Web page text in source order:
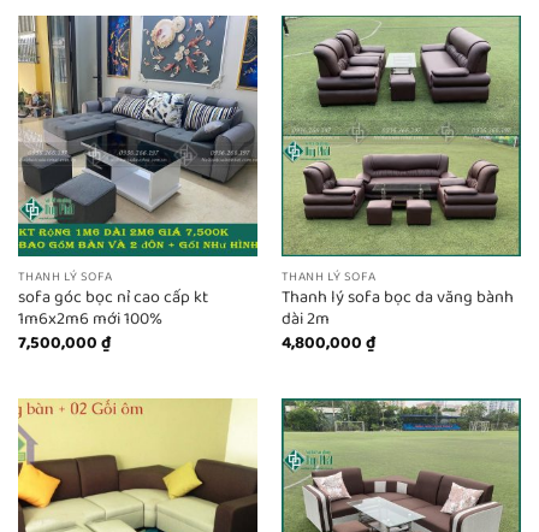
THANH LÝ SOFA
sofa góc bọc nỉ cao cấp kt
1m6x2m6 mới 100%
7,500,000₫
THANH LÝ SOFA
Thanh lý sofa bọc da văng bành
dài 2m
4,800,000₫